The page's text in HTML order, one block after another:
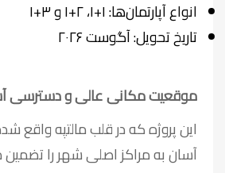
انواع آپارتمان‌ها: ۱+۱، ۲+۱ و ۳+۱
تاریخ تحویل: آگوست ۲۰۲۶
موقعیت مکانی عالی و دسترسی
این پروژه که در قلب مالتپه واقع
آسان به مراکز اصلی شهر را